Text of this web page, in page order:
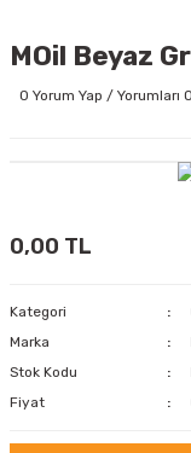
MOil Beyaz
0 Yorum Yap / Yorumları
0,00 TL
Kategori
Marka
Stok Kodu
Fiyat